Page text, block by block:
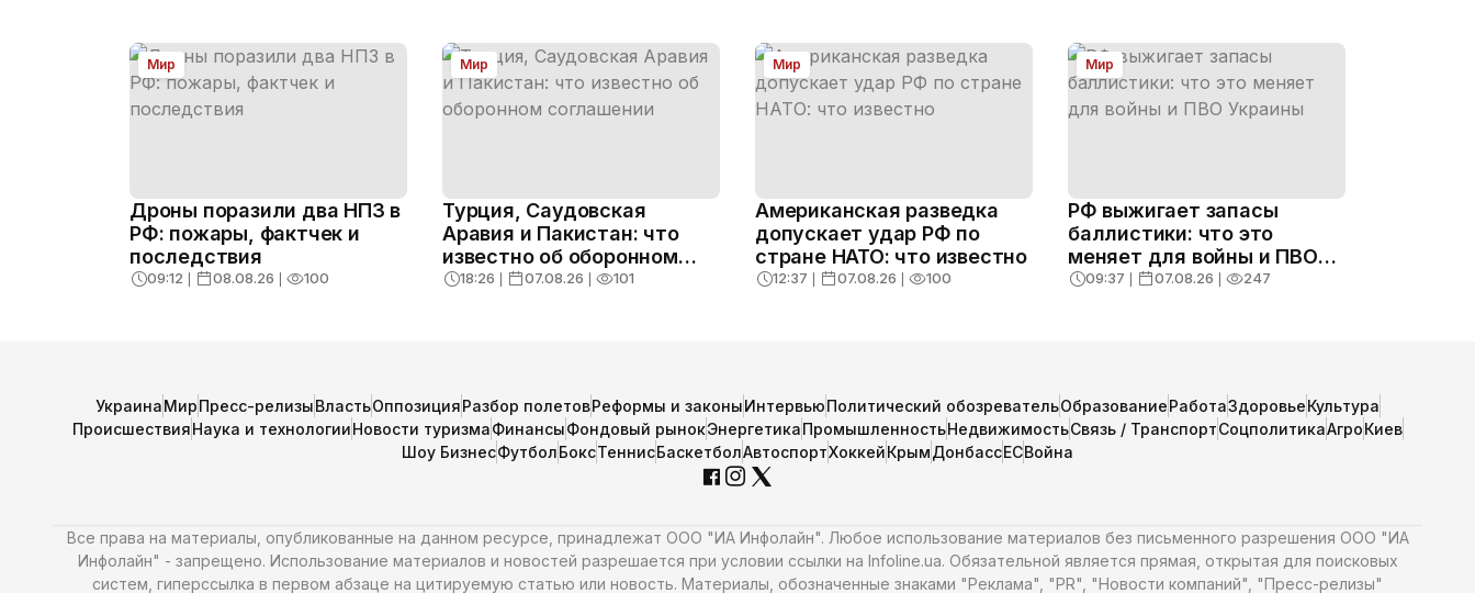
Мир
Дроны поразили два НПЗ в
РФ: пожары, фактчек и
последствия
09:12 ❘ 08.08.26 ❘ 100
Мир
Турция, Саудовская
Аравия и Пакистан: что
известно об оборонном
соглашении
18:26 ❘ 07.08.26 ❘ 101
Мир
Американская разведка
допускает удар РФ по
стране НАТО: что известно
12:37 ❘ 07.08.26 ❘ 100
Мир
РФ выжигает запасы
баллистики: что это
меняет для войны и ПВО
Украины
09:37 ❘ 07.08.26 ❘ 247
УкраинаМирПресс-релизыВластьОппозицияРазбор полетовРеформы и законыИнтервьюПолитический обозревательОбразованиеРаботаЗдоровьеКультура
ПроисшествияНаука и технологииНовости туризмаФинансыФондовый рынокЭнергетикаПромышленностьНедвижимостьСвязь / ТранспортСоцполитикаАгроКиев
Шоу БизнесФутболБоксТеннисБаскетболАвтоспортХоккейКрымДонбассЕСВойна
Все права на материалы, опубликованные на данном ресурсе, принадлежат ООО "ИА Инфолайн". Любое использование материалов без письменного разрешения ООО "ИА
Инфолайн" - запрещено. Использование материалов и новостей разрешается при условии ссылки на Infoline.ua. Обязательной является прямая, открытая для поисковых
систем, гиперссылка в первом абзаце на цитируемую статью или новость. Материалы, обозначенные знаками "Реклама", "PR", "Новости компаний", "Пресс-релизы"